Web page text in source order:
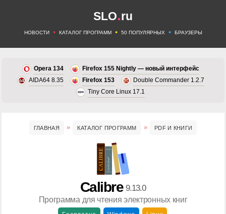
SLO.ru
НОВОСТИ • КАТАЛОГ ПРОГРАММ • 50 ПОПУЛЯРНЫХ • БРАУЗЕРЫ
Opera 134
Firefox 155 Nightly — новый интерфейс
AIDA64 8.35
Firefox 153
Double Commander 1.2.7
Tiny Core Linux 17.1
ГЛАВНАЯ КАТАЛОГ ПРОГРАММ PDF И КНИГИ
Calibre 9.13.0
Программа для чтения электронных книг